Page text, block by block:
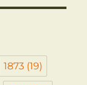
1873 (19)